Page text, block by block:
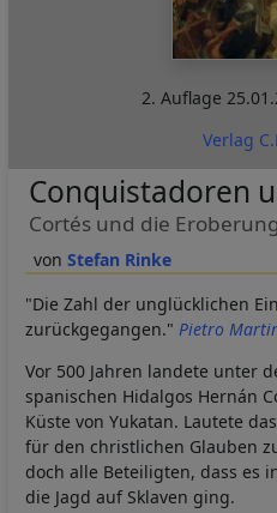
2. Auflage
Verlag
Stefan Rinke
Conquistadoren
Cortés und die
"Die Zahl der unglücklichen
zurückgegangen." Pietro
Vor 500 Jahren landete unter
spanischen Hidalgos Hernán
Küste von Yukatan. Lautete
für den christlichen Glauben
doch alle Beteiligten, dass es
die Jagd auf Sklaven ging.